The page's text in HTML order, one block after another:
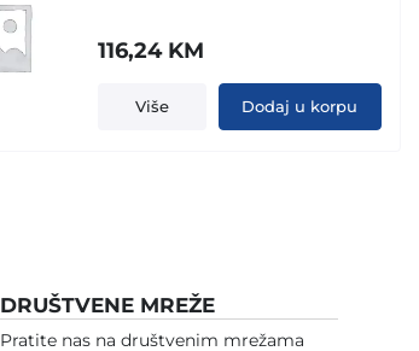
116,24 KM
Više Dodaj u korpu
DRUŠTVENE MREŽE
Pratite nas na društvenim mrežama